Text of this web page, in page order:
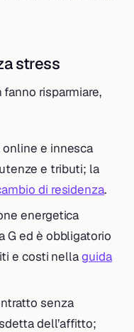
stress
risparmiare,
online e innesca
e tributi; la
di residenza.
energetica
G ed è obbligatorio
e costi nellaguida
senza
dell’affitto;